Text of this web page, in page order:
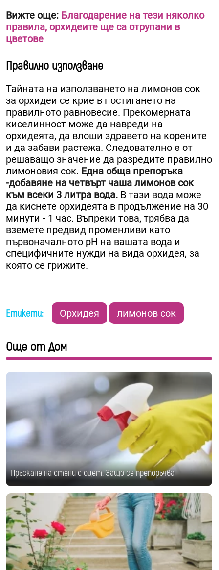
Вижте още: Благодарение на тези няколко
правила, орхидеите ще са отрупани в
цветове
Правилно използване
Тайната на използването на лимонов сок
за орхидеи се крие в постигането на
правилното равновесие. Прекомерната
киселинност може да навреди на
орхидеята, да влоши здравето на корените
и да забави растежа. Следователно е от
решаващо значение да разредите правилно
лимоновия сок. Една обща препоръка
-добавяне на четвърт чаша лимонов сок
към всеки 3 литра вода. В тази вода може
да киснете орхидеята в продължение на 30
минути - 1 час. Въпреки това, трябва да
вземете предвид променливи като
първоначалното pH на вашата вода и
специфичните нужди на вида орхидея, за
която се грижите.
Етикети: Орхидея лимонов сок
Още от Дом
Пръскане на стени с оцет: Защо се препоръчва